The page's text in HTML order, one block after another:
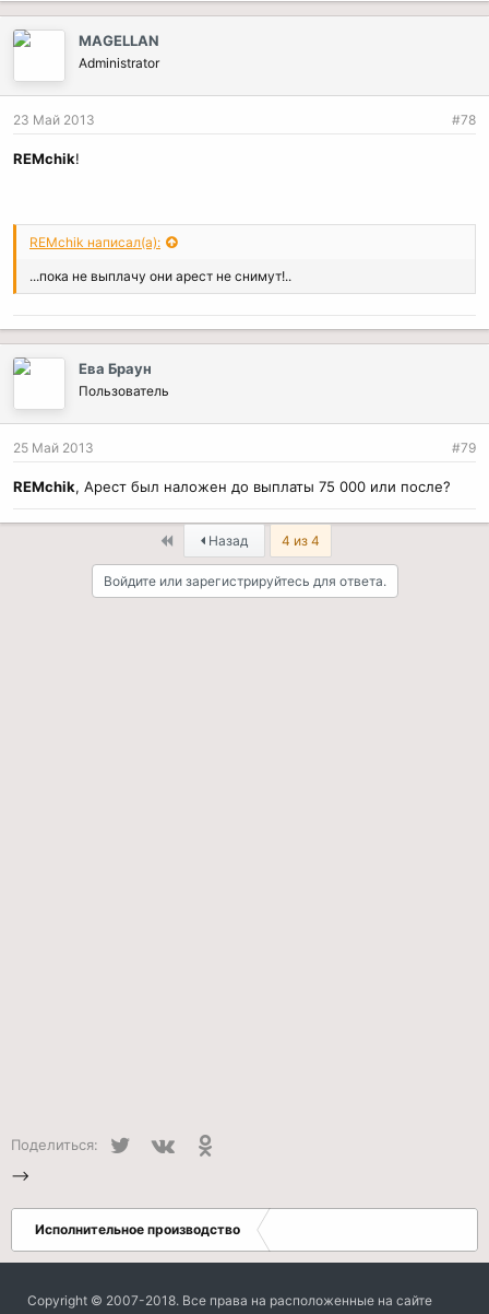
MAGELLAN
Administrator
23 Май 2013 #78
REMchik!
REMchik написал(а):
...пока не выплачу они арест не снимут!..
Ева Браун
Пользователь
25 Май 2013 #79
REMchik, Арест был наложен до выплаты 75 000 или после?
First Назад 4 из 4
Войдите или зарегистрируйтесь для ответа.
Поделиться: Twitter
-->
Исполнительное производство
Copyright © 2007-2018. Все права на расположенные на сайте